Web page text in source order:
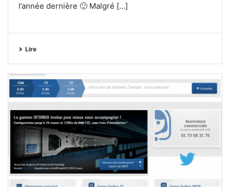
l’année dernière 🙂 Malgré [...]
Lire